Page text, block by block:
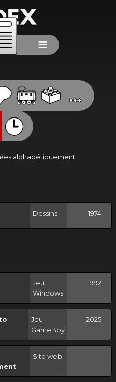
alphabétiquement
Dessins 1974
Jeu
Windows
1992
Jeu
GameBoy
2025
Site web